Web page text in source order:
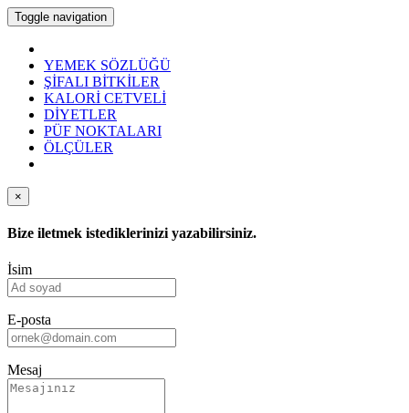
Toggle navigation
YEMEK SÖZLÜĞÜ
ŞİFALI BİTKİLER
KALORİ CETVELİ
DİYETLER
PÜF NOKTALARI
ÖLÇÜLER
×
Bize iletmek istediklerinizi yazabilirsiniz.
İsim
E-posta
Mesaj